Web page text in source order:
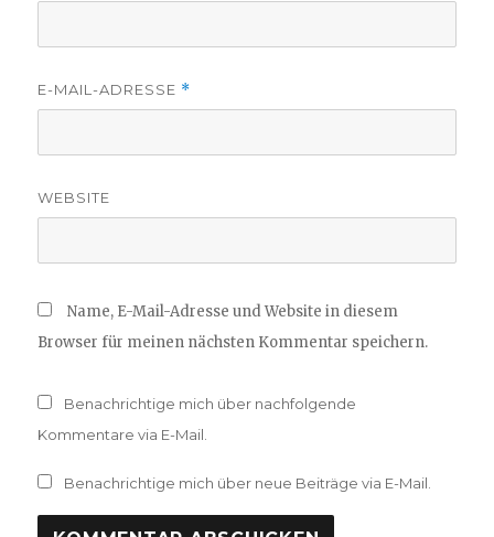
E-MAIL-ADRESSE *
WEBSITE
Name, E-Mail-Adresse und Website in diesem
Browser für meinen nächsten Kommentar speichern.
Benachrichtige mich über nachfolgende
Kommentare via E-Mail.
Benachrichtige mich über neue Beiträge via E-Mail.